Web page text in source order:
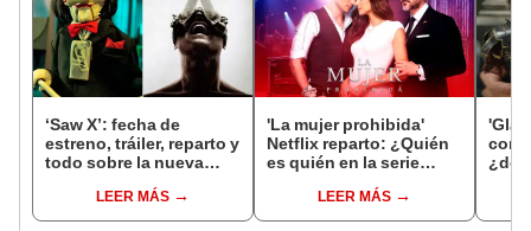
‘Saw X’: fecha de
estreno, tráiler, reparto y
todo sobre la nueva
LEER MÁS
'La mujer prohibida'
Netflix reparto: ¿Quién
es quién en la serie
protagonizada por
Valerie Domínguez?
LEER MÁS